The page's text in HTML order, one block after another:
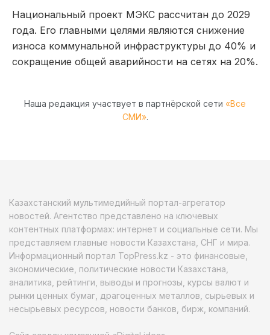
Национальный проект МЭКС рассчитан до 2029
года. Его главными целями являются снижение
износа коммунальной инфраструктуры до 40% и
сокращение общей аварийности на сетях на 20%.
Наша редакция участвует в партнёрской сети «Все
СМИ».
Казахстанский мультимедийный портал-агрегатор
новостей. Агентство представлено на ключевых
контентных платформах: интернет и социальные сети. Мы
представляем главные новости Казахстана, СНГ и мира.
Информационный портал TopPress.kz - это финансовые,
экономические, политические новости Казахстана,
аналитика, рейтинги, выводы и прогнозы, курсы валют и
рынки ценных бумаг, драгоценных металлов, сырьевых и
несырьевых ресурсов, новости банков, бирж, компаний.